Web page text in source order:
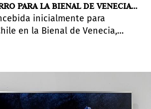
PARA LA BIENAL DE VENECIA
inicialmente para
en la Bienal de Venecia,